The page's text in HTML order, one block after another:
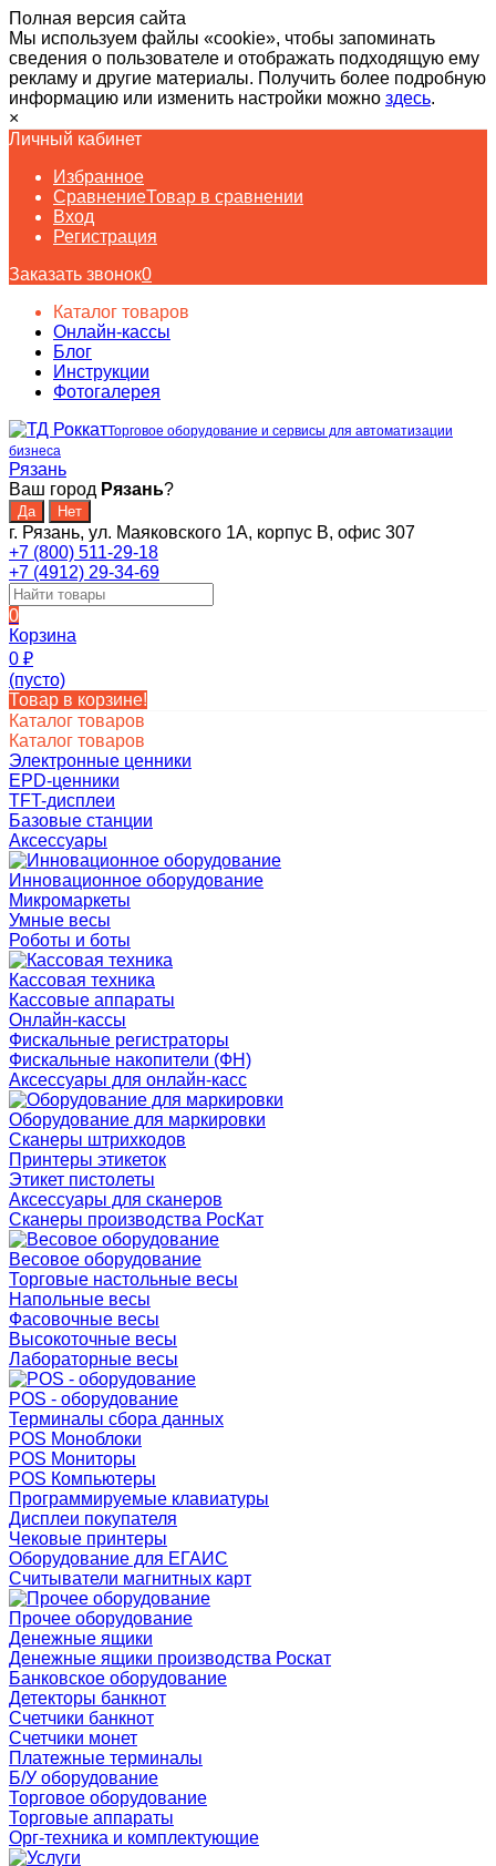
Полная версия сайта
Мы используем файлы «cookie», чтобы запоминать
сведения о пользователе и отображать подходящую ему
рекламу и другие материалы. Получить более подробную
информацию или изменить настройки можно здесь.
×
Личный кабинет
Избранное
СравнениеТовар в сравнении
Вход
Регистрация
Заказать звонок0
Каталог товаров
Онлайн-кассы
Блог
Инструкции
Фотогалерея
Торговое оборудование и сервисы для автоматизации
бизнеса
Рязань
Ваш город Рязань?
г. Рязань, ул. Маяковского 1А, корпус B, офис 307
+7 (800) 511-29-18
+7 (4912) 29-34-69
0
Корзина
0 ₽
(пусто)
Товар в корзине!
Каталог товаров
Каталог товаров
Электронные ценники
EPD-ценники
TFT-дисплеи
Базовые станции
Аксессуары
Инновационное оборудование
Микромаркеты
Умные весы
Роботы и боты
Кассовая техника
Кассовые аппараты
Онлайн-кассы
Фискальные регистраторы
Фискальные накопители (ФН)
Аксессуары для онлайн-касс
Оборудование для маркировки
Сканеры штрихкодов
Принтеры этикеток
Этикет пистолеты
Аксессуары для сканеров
Сканеры производства РосКат
Весовое оборудование
Торговые настольные весы
Напольные весы
Фасовочные весы
Высокоточные весы
Лабораторные весы
POS - оборудование
Терминалы сбора данных
POS Моноблоки
POS Мониторы
POS Компьютеры
Программируемые клавиатуры
Дисплеи покупателя
Чековые принтеры
Оборудование для ЕГАИС
Считыватели магнитных карт
Прочее оборудование
Денежные ящики
Денежные ящики производства Роскат
Банковское оборудование
Детекторы банкнот
Счетчики банкнот
Счетчики монет
Платежные терминалы
Б/У оборудование
Торговое оборудование
Торговые аппараты
Орг-техника и комплектующие